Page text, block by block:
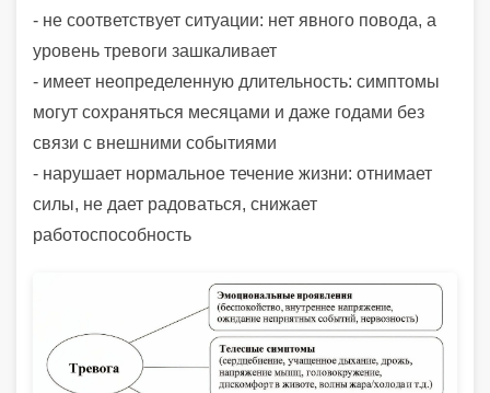
- не соответствует ситуации: нет явного повода, а
уровень тревоги зашкаливает
- имеет неопределенную длительность: симптомы
могут сохраняться месяцами и даже годами без
связи с внешними событиями
- нарушает нормальное течение жизни: отнимает
силы, не дает радоваться, снижает
работоспособность